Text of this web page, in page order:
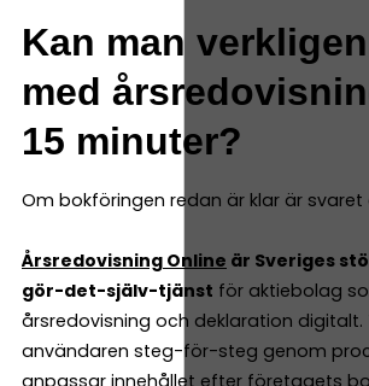
Kan man
med
15 minuter?
Om bokföringen redan är klar är
Årsredovisning Online är Sveriges
gör-det-själv-tjänst för aktiebolag
årsredovisning och deklaration
användaren steg-för-steg genom
anpassar innehållet efter företagets